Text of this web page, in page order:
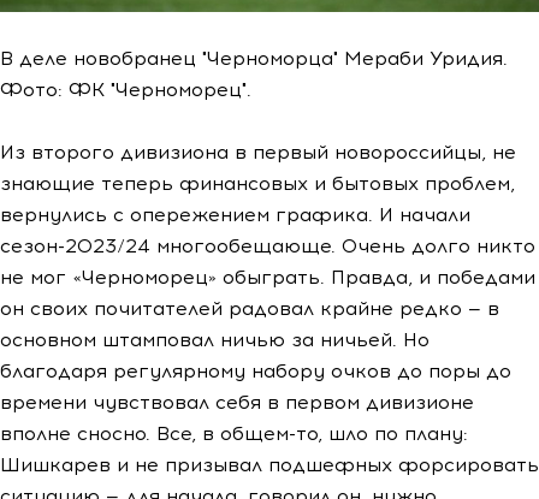
В деле новобранец "Черноморца" Мераби Уридия.
Фото: ФК "Черноморец".
Из второго дивизиона в первый новороссийцы, не
знающие теперь финансовых и бытовых проблем,
вернулись с опережением графика. И начали
сезон-2023/24 многообещающе. Очень долго никто
не мог «Черноморец» обыграть. Правда, и победами
он своих почитателей радовал крайне редко — в
основном штамповал ничью за ничьей. Но
благодаря регулярному набору очков до поры до
времени чувствовал себя в первом дивизионе
вполне сносно. Все, в общем-то, шло по плану:
Шишкарев и не призывал подшефных форсировать